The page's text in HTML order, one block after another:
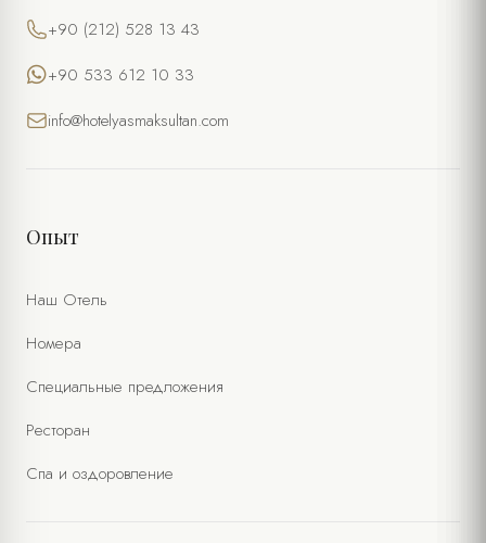
+90 (212) 528 13 43
+90 533 612 10 33
info@hotelyasmaksultan.com
Опыт
Наш Отель
Номера
Специальные предложения
Ресторан
Спа и оздоровление